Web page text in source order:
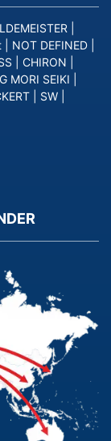
NOT DEFINED
CHIRON
MORI SEIKI
SW